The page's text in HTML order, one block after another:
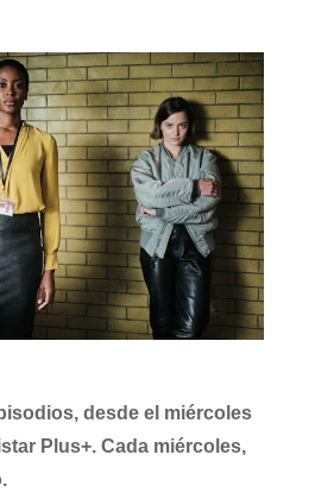
desde el miércoles
Plus+. Cada miércoles,